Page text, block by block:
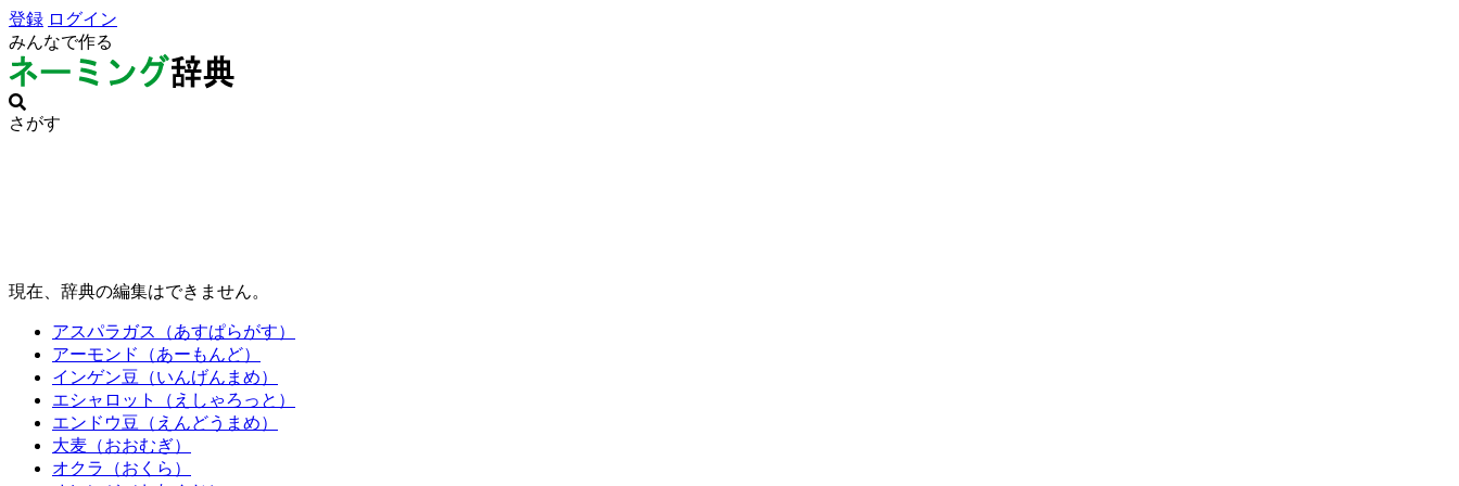
登録 ログイン
みんなで作る
さがす
現在、辞典の編集はできません。
アスパラガス（あすぱらがす）
アーモンド（あーもんど）
インゲン豆（いんげんまめ）
エシャロット（えしゃろっと）
エンドウ豆（えんどうまめ）
大麦（おおむぎ）
オクラ（おくら）